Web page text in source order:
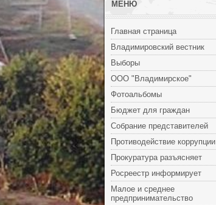
МЕНЮ
Главная страница
Владимировский вестник
Выборы
ООО "Владимирское"
Фотоальбомы
Бюджет для граждан
Собрание представителей
Противодействие коррупции
Прокуратура разъясняет
Росреестр информирует
Малое и среднее
предпринимательство